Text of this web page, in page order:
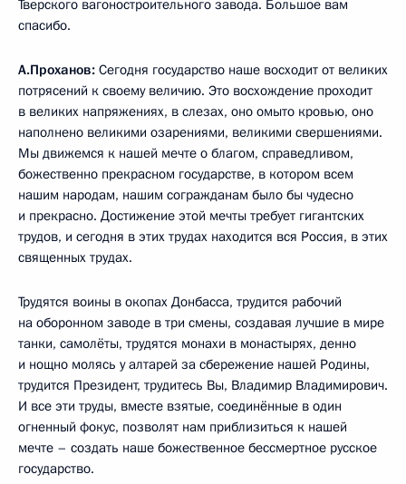
Тверского вагоностроительного завода. Большое вам
спасибо.
А.Проханов: Сегодня государство наше восходит от великих
потрясений к своему величию. Это восхождение проходит
в великих напряжениях, в слезах, оно омыто кровью, оно
наполнено великими озарениями, великими свершениями.
Мы движемся к нашей мечте о благом, справедливом,
божественно прекрасном государстве, в котором всем
нашим народам, нашим согражданам было бы чудесно
и прекрасно. Достижение этой мечты требует гигантских
трудов, и сегодня в этих трудах находится вся Россия, в этих
священных трудах.
Трудятся воины в окопах Донбасса, трудится рабочий
на оборонном заводе в три смены, создавая лучшие в мире
танки, самолёты, трудятся монахи в монастырях, денно
и нощно молясь у алтарей за сбережение нашей Родины,
трудится Президент, трудитесь Вы, Владимир Владимирович.
И все эти труды, вместе взятые, соединённые в один
огненный фокус, позволят нам приблизиться к нашей
мечте – создать наше божественное бессмертное русское
государство.